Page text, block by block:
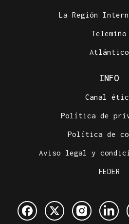
La Región
Telemiño
Atlántico
INFO
Canal
Política de
Política de
Aviso legal y
FEDER